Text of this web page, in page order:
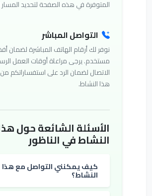
المتوفرة في هذه الصفحة لتحديد
التواصل المباشر
نوفر لك أرقام الهاتف المباشرة لضمان
مستخدم. يرجى مراعاة أوقات العمل
الاتصال لضمان الرد على استفساراتكم
هذا النشاط.
الأسئلة الشائعة حول
النشاط في الناظور
كيف يمكنني التواصل مع هذا
النشاط؟